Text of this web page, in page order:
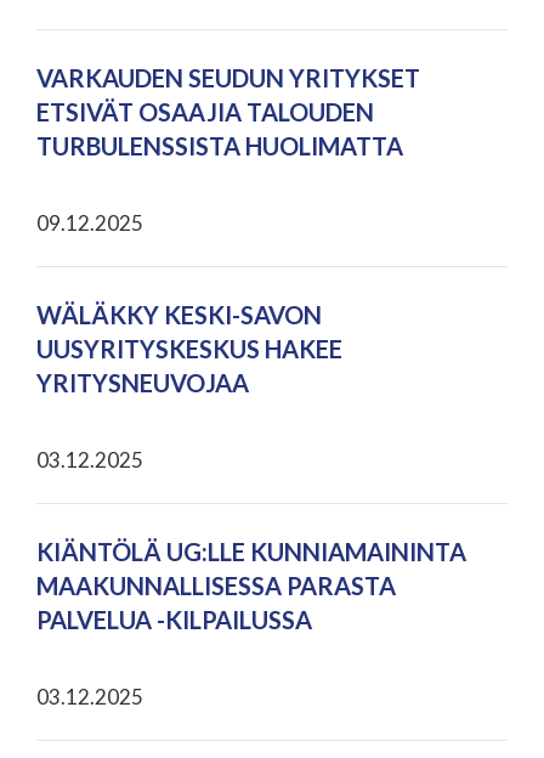
VARKAUDEN SEUDUN YRITYKSET
ETSIVÄT OSAAJIA TALOUDEN
TURBULENSSISTA HUOLIMATTA
09.12.2025
WÄLÄKKY KESKI-SAVON
UUSYRITYSKESKUS HAKEE
YRITYSNEUVOJAA
03.12.2025
KIÄNTÖLÄ UG:LLE KUNNIAMAININTA
MAAKUNNALLISESSA PARASTA
PALVELUA -KILPAILUSSA
03.12.2025